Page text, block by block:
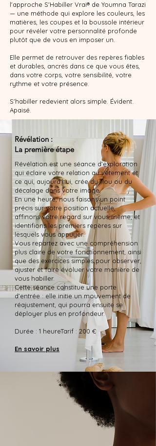
l'approche S'Habiller Vrai® de Youmna Tarazi
— une méthode qui explore les couleurs, les
matières, les coupes et la boussole intérieur
pour révéler votre personnalité profonde
plutôt que de vous en imposer un.
Elle permet de retrouver des repères fiables
et durables, ancrés dans ce que vous êtes,
dans votre corps, votre sensibilité, votre
rythme et votre présence.
S'habiller redevient alors simple. Évident.
Apaisé.
Révélation :
La première étape
Révélation est une séance d’exploration
qui éclaire votre relation au vêtement et
ce qui, aujourd’hui, crée du flou ou du
décalage dans votre image.
En une heure, nous faisons un point
précis sur votre position actuelle,
affinons votre regard sur vous-même, et
identifions les premiers repères sur
lesquels vous appuyer.
Vous repartez avec une compréhension
plus claire de votre fonctionnement, ainsi
que des exercices simples pour observer,
ajuster et faire évoluer votre manière de
vous habiller.
Cette séance constitue une porte
d’entrée : elle initie un mouvement de
réajustement, qui pourra ensuite se
déployer plus en profondeur.
Durée : 1 heureTarif : 200 €
En savoir plus